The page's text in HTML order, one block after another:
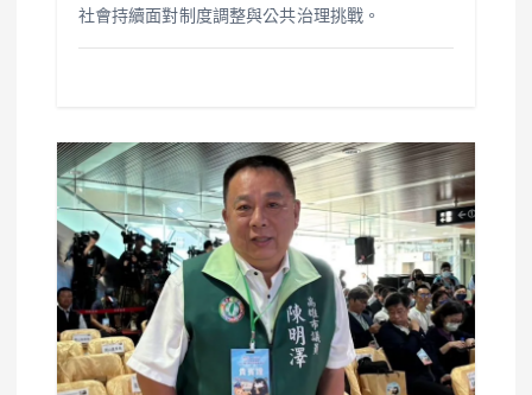
社會持續面對制度調整與公共治理挑戰。